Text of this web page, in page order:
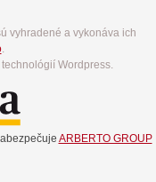
vyhradené a vykonáva ich
.
Wordpress.
ARBERTO GROUP